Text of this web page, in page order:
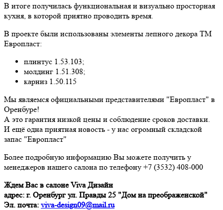
В итоге получилась функциональная и визуально просторная
кухня, в которой приятно проводить время.
В проекте были использованы элементы лепного декора ТМ
Европласт:
плинтус 1.53.103;
молдинг 1.51.308;
карниз 1.50.115
Мы являемся официальными представителями "Европласт" в
Оренбуре!
А это гарантия низкой цены и соблюдение сроков доставки.
И ещё одна приятная новость - у нас огромный складской
запас "Европласт"
Более подробную информацию Вы можете получить у
менеджеров нашего салона по телефону +7 (3532) 408-000
Ждем Вас в салоне Viva Дизайн
адрес: г. Оренбург ул. Правды 25 "Дом на преображенской"
Эл. почта: viva-design09@mail.ru